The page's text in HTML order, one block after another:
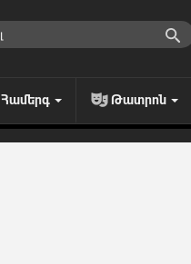
Համերգ Թատրոն